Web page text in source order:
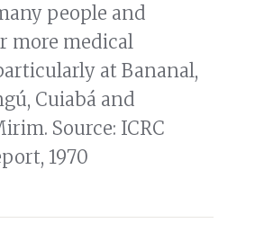
people and
more medical
at Bananal,
Cuiabá and
Source: ICRC
1970